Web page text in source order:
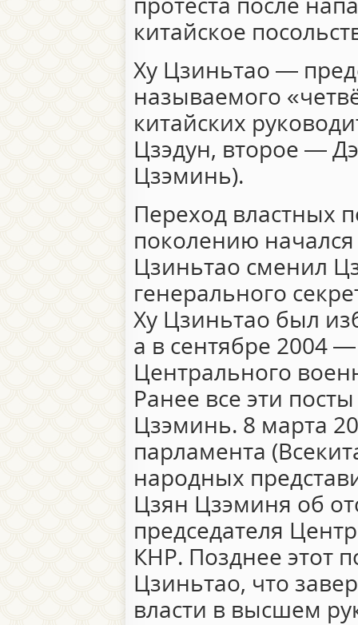
китайское
Ху Цзиньтао —
называемого
китайских
Цзэдун, второе —
Цзэминь).
Переход властных
поколению начался
Цзиньтао сменил
генерального
Ху Цзиньтао был
а в сентябре 2004
Центрального
Ранее все эти
Цзэминь. 8 марта
парламента
народных
Цзян Цзэминя об
председателя
КНР. Позднее этот
Цзиньтао, что
власти в высшем